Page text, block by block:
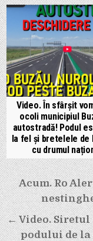
Video. În sfârșit
ocoli municipiul
autostradă! Podul
la fel și bretelele de
cu drumul
Navigare
în
articole
Acum. Ro
← Video. Siretul
podului de la